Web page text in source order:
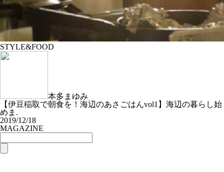
STYLE&FOOD
本多まゆみ
【伊豆稲取で朝食を！海辺のあさごはんvol1】海辺の暮らし始
めま.
2019/12/18
MAGAZINE